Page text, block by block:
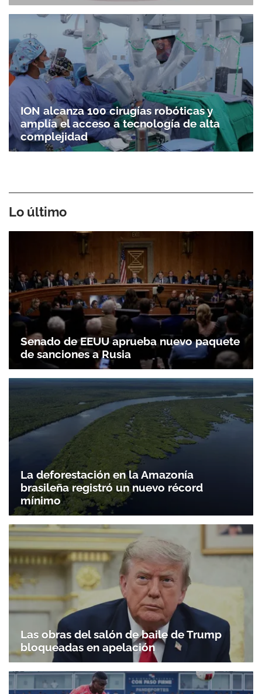
ION alcanza 100 cirugías robóticas y
amplía el acceso a tecnología de alta
complejidad
Lo último
Senado de EEUU aprueba nuevo paquete
de sanciones a Rusia
La deforestación en la Amazonía
brasileña registró un nuevo récord
mínimo
Las obras del salón de baile de Trump
bloqueadas en apelación